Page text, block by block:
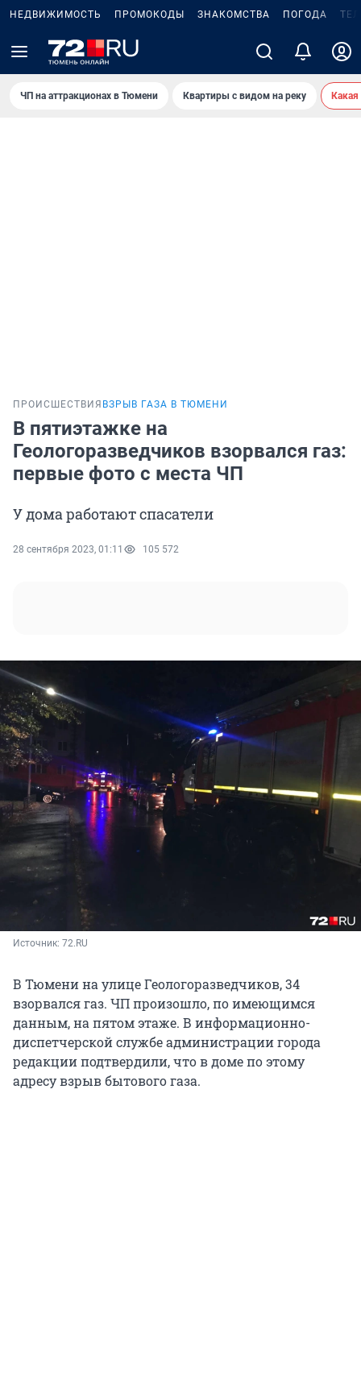
НЕДВИЖИМОСТЬ ПРОМОКОДЫ ЗНАКОМСТВА ПОГОДА
ЧП на аттракционах в Тюмени Квартиры с видом на реку
ПРОИСШЕСТВИЯ ВЗРЫВ ГАЗА В ТЮМЕНИ
В пятиэтажке на
Геологоразведчиков взорвался газ:
первые фото с места ЧП
У дома работают спасатели
28 сентября 2023, 01:11 105 572
Источник: 72.RU
В Тюмени на улице Геологоразведчиков, 34
взорвался газ. ЧП произошло, по имеющимся
данным, на пятом этаже. В информационно-
диспетчерской службе администрации города
редакции подтвердили, что в доме по этому
адресу взрыв бытового газа.